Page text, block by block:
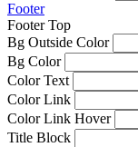
Footer
Footer Top
Bg Outside Color
Bg Color
Color Text
Color Link
Color Link Hover
Title Block